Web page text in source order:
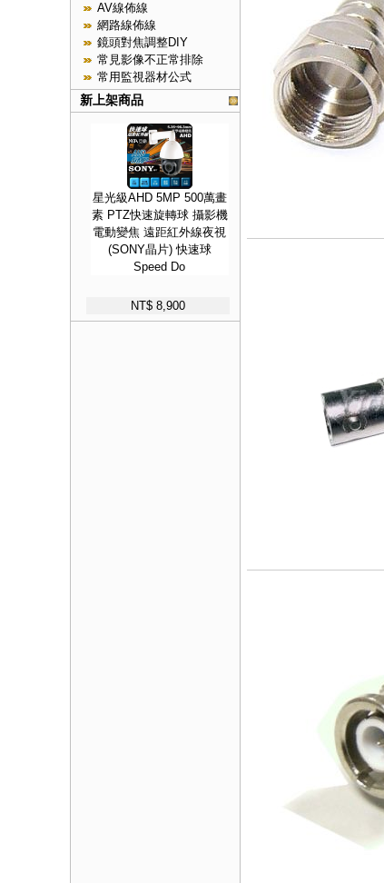
AV線佈線
網路線佈線
鏡頭對焦調整DIY
常見影像不正常排除
常用監視器材公式
新上架商品
星光級AHD 5MP 500萬畫
素 PTZ快速旋轉球 攝影機
電動變焦 遠距紅外線夜視
(SONY晶片) 快速球
Speed Do
NT$ 8,900